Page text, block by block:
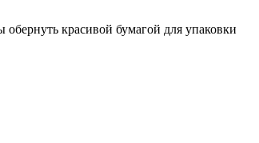
красивой бумагой для упаковки